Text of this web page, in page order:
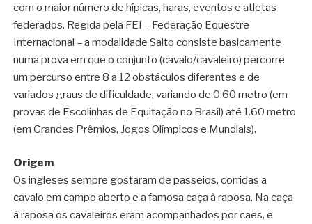
com o maior número de hípicas, haras, eventos e atletas
federados. Regida pela FEI – Federação Equestre
Internacional – a modalidade Salto consiste basicamente
numa prova em que o conjunto (cavalo/cavaleiro) percorre
um percurso entre 8 a 12 obstáculos diferentes e de
variados graus de dificuldade, variando de 0.60 metro (em
provas de Escolinhas de Equitação no Brasil) até 1.60 metro
(em Grandes Prêmios, Jogos Olímpicos e Mundiais).
Origem
Os ingleses sempre gostaram de passeios, corridas a
cavalo em campo aberto e a famosa caça à raposa. Na caça
à raposa os cavaleiros eram acompanhados por cães, e